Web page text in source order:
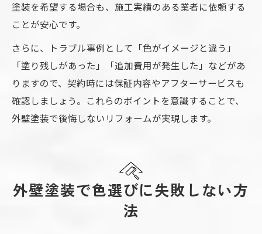
塗装を希望する場合も、施工実績のある業者に依頼する
ことが安心です。
さらに、トラブル事例として「色がイメージと違う」
「塗り残しがあった」「追加費用が発生した」などがあ
りますので、契約時には保証内容やアフターサービスも
確認しましょう。これらのポイントを意識することで、
外壁塗装で後悔しないリフォームが実現します。
外壁塗装で色選びに失敗しない方
法